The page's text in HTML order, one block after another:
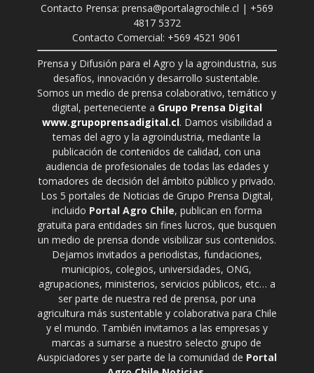
Contacto Prensa: prensa@portalagrochile.cl | +569
4817 5372
Contacto Comercial: +569 4521 9061
Prensa y Difusión para el Agro y la agroindustria, sus
desafíos, innovación y desarrollo sustentable.
Somos un medio de prensa colaborativo, temático y
digital, perteneciente a Grupo Prensa Digital
www.grupoprensadigital.cl. Damos visibilidad a
temas del agro y la agroindustria, mediante la
publicación de contenidos de calidad, con una
audiencia de profesionales de todas las edades y
tomadores de decisión del ámbito público y privado.
Los 5 portales de Noticias de Grupo Prensa Digital,
incluido Portal Agro Chile, publican en forma
gratuita para entidades sin fines lucros, que busquen
un medio de prensa donde visibilizar sus contenidos.
Dejamos invitados a periodistas, fundaciones,
municipios, colegios, universidades, ONG,
agrupaciones, ministerios, servicios públicos, etc… a
ser parte de nuestra red de prensa, por una
agricultura más sustentable y colaborativa para Chile
y el mundo. También invitamos a las empresas y
marcas a sumarse a nuestro selecto grupo de
Auspiciadores y ser parte de la comunidad de Portal